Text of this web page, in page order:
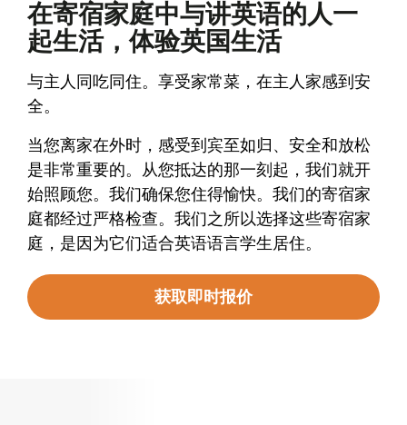
在寄宿家庭中与讲英语的人一
起生活，体验英国生活
与主人同吃同住。享受家常菜，在主人家感到安
全。
当您离家在外时，感受到宾至如归、安全和放松
是非常重要的。从您抵达的那一刻起，我们就开
始照顾您。我们确保您住得愉快。我们的寄宿家
庭都经过严格检查。我们之所以选择这些寄宿家
庭，是因为它们适合英语语言学生居住。
获取即时报价